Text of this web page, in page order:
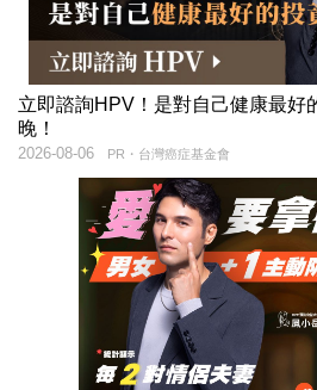
立即諮詢HPV！是對自己健康最好
晚！
PR・台灣癌症基金會
2026-08-06